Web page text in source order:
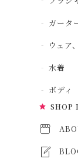
ガータ
ウェア
水着
ボディ
SHOP